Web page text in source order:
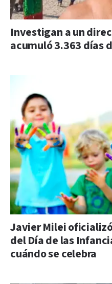
Investigan a un
acumuló 3.363 días
Javier Milei
del Día de las
cuándo se celebra